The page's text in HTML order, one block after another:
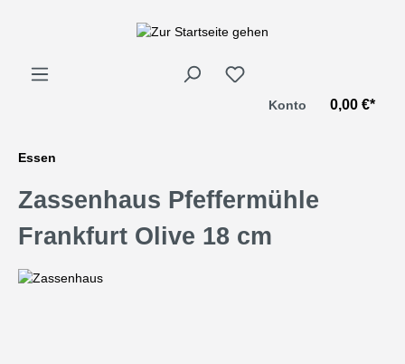
Konto 0,00 €*
Essen
Zassenhaus Pfeffermühle
Frankfurt Olive 18 cm